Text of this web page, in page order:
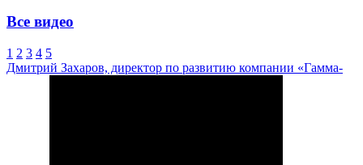
Все видео
1 2 3 4 5
Дмитрий Захаров, директор по развитию компании «Гамма-